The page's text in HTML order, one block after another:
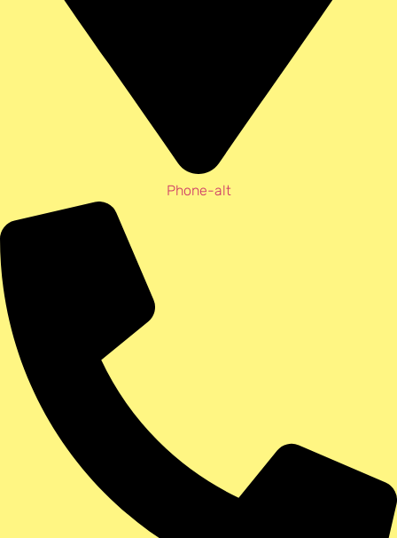
Phone-alt